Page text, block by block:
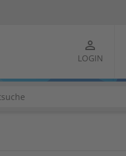
person_outline
LOGIN